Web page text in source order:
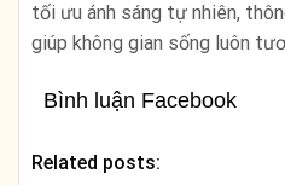
tối ưu ánh sáng tự nhiên,
giúp không gian sống luôn
Bình luận Facebook
Related posts: